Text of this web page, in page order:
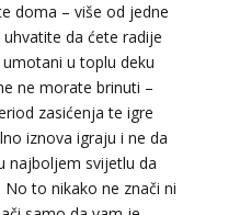
doma – više od jedne
da ćete radije
u toplu deku
ne morate brinuti –
zasićenja te igre
iznova igraju i ne da
najboljem svijetlu da
to nikako ne znači ni
600-600
min
02
je slobodan
ljubavna